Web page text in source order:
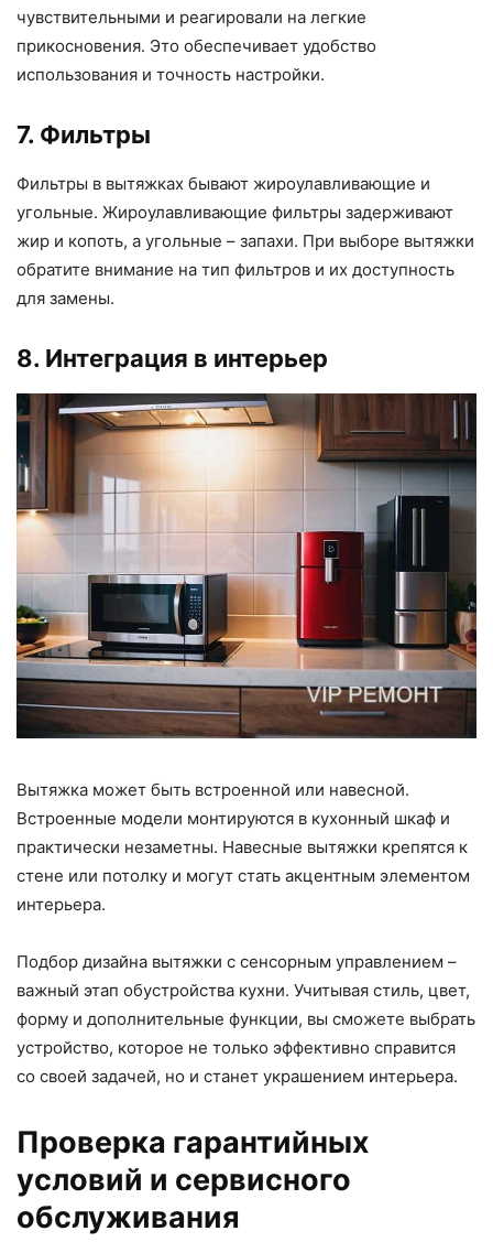
чувствительными и реагировали на легкие
прикосновения. Это обеспечивает удобство
использования и точность настройки.
7. Фильтры
Фильтры в вытяжках бывают жироулавливающие и
угольные. Жироулавливающие фильтры задерживают
жир и копоть, а угольные – запахи. При выборе вытяжки
обратите внимание на тип фильтров и их доступность
для замены.
8. Интеграция в интерьер
Вытяжка может быть встроенной или навесной.
Встроенные модели монтируются в кухонный шкаф и
практически незаметны. Навесные вытяжки крепятся к
стене или потолку и могут стать акцентным элементом
интерьера.
Подбор дизайна вытяжки с сенсорным управлением –
важный этап обустройства кухни. Учитывая стиль, цвет,
форму и дополнительные функции, вы сможете выбрать
устройство, которое не только эффективно справится
со своей задачей, но и станет украшением интерьера.
Проверка гарантийных
условий и сервисного
обслуживания